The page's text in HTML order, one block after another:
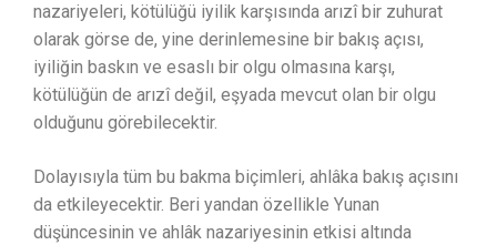
nazariyeleri, kötülüğü iyilik karşısında arızî bir zuhurat
olarak görse de, yine derinlemesine bir bakış açısı,
iyiliğin baskın ve esaslı bir olgu olmasına karşı,
kötülüğün de arızî değil, eşyada mevcut olan bir olgu
olduğunu görebilecektir.
Dolayısıyla tüm bu bakma biçimleri, ahlâka bakış açısını
da etkileyecektir. Beri yandan özellikle Yunan
düşüncesinin ve ahlâk nazariyesinin etkisi altında